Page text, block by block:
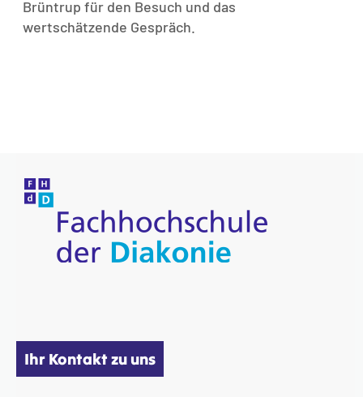
Brüntrup für den Besuch und das
wertschätzende Gespräch.
Ihr Kontakt zu uns